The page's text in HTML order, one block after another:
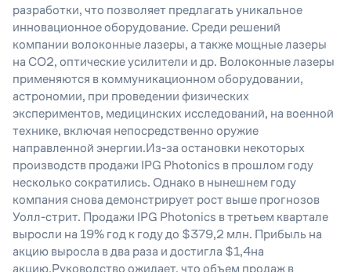
разработки, что позволяет предлагать уникальное
инновационное оборудование. Среди решений
компании волоконные лазеры, а также мощные лазеры
на CO2, оптические усилители и др. Волоконные лазеры
применяются в коммуникационном оборудовании,
астрономии, при проведении физических
экспериментов, медицинских исследований, на военной
технике, включая непосредственно оружие
направленной энергии.Из-за остановки некоторых
производств продажи IPG Photonics в прошлом году
несколько сократились. Однако в нынешнем году
компания снова демонстрирует рост выше прогнозов
Уолл-стрит. Продажи IPG Photonics в третьем квартале
выросли на 19% год к году до $379,2 млн. Прибыль на
акцию выросла в два раза и достигла $1,4на
акцию.Руководство ожидает, что объем продаж в